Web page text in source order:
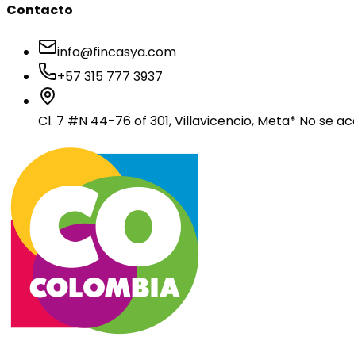
Contacto
info@fincasya.com
+57 315 777 3937
Cl. 7 #N 44-76 of 301, Villavicencio, Meta* No se